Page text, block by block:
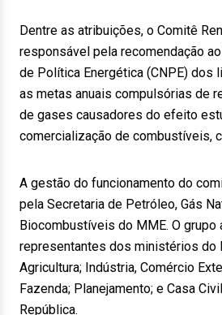
Dentre as atribuições, o Comitê
responsável pela recomendação
de Política Energética (CNPE) dos
as metas anuais compulsórias de
de gases causadores do efeito
comercialização de combustíveis,
A gestão do funcionamento do
pela Secretaria de Petróleo, Gás
Biocombustíveis do MME. O grupo
representantes dos ministérios do
Agricultura; Indústria, Comércio
Fazenda; Planejamento; e Casa
República.